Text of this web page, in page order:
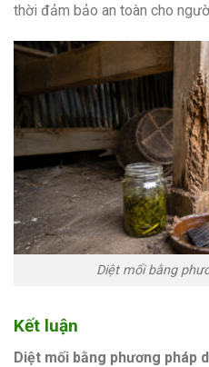
thời đảm bảo an toàn cho
Diệt mối bằng
Kết luận
Diệt mối bằng phương pháp